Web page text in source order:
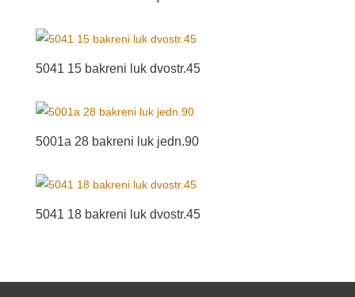
5041 15 bakreni luk dvostr.45
5001a 28 bakreni luk jedn.90
5041 18 bakreni luk dvostr.45